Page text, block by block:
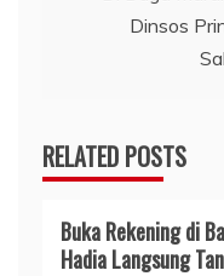
Dinsos
RELATED POSTS
Buka Rekening di
Hadia Langsung